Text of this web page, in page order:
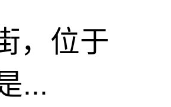
，位于
...